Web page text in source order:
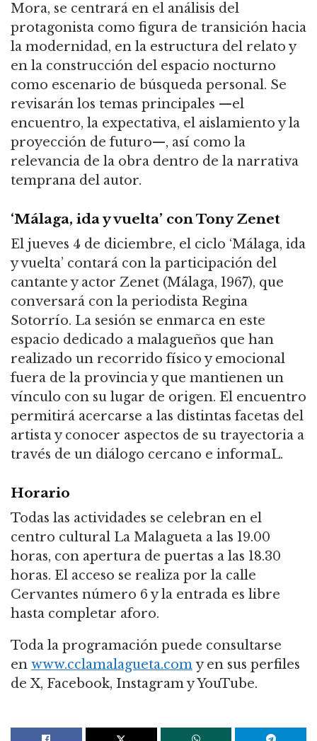
Mora, se centrará en el análisis del
protagonista como figura de transición hacia
la modernidad, en la estructura del relato y
en la construcción del espacio nocturno
como escenario de búsqueda personal. Se
revisarán los temas principales —el
encuentro, la expectativa, el aislamiento y la
proyección de futuro—, así como la
relevancia de la obra dentro de la narrativa
temprana del autor.
‘Málaga, ida y vuelta’ con Tony Zenet
El jueves 4 de diciembre, el ciclo ‘Málaga, ida
y vuelta’ contará con la participación del
cantante y actor Zenet (Málaga, 1967), que
conversará con la periodista Regina
Sotorrío. La sesión se enmarca en este
espacio dedicado a malagueños que han
realizado un recorrido físico y emocional
fuera de la provincia y que mantienen un
vínculo con su lugar de origen. El encuentro
permitirá acercarse a las distintas facetas del
artista y conocer aspectos de su trayectoria a
través de un diálogo cercano e informaL.
Horario
Todas las actividades se celebran en el
centro cultural La Malagueta a las 19.00
horas, con apertura de puertas a las 18.30
horas. El acceso se realiza por la calle
Cervantes número 6 y la entrada es libre
hasta completar aforo.
Toda la programación puede consultarse
en www.cclamalagueta.comy en sus perfiles
de X, Facebook, Instagram y YouTube.